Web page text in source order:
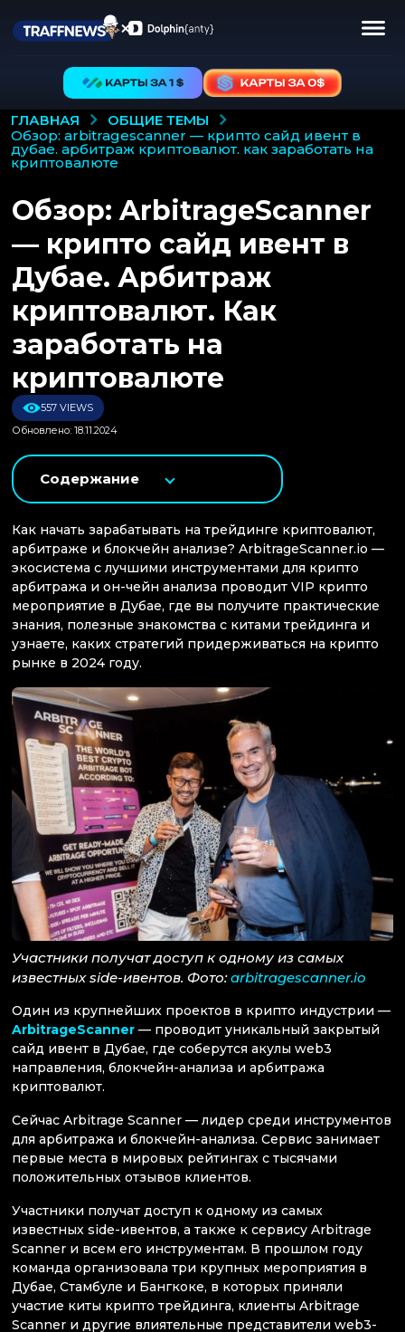
ГЛАВНАЯ
ОБЩИЕ ТЕМЫ
обзор: arbitragescanner — крипто сайд ивент в
дубае. арбитраж криптовалют. как заработать на
криптовалюте
Обзор: ArbitrageScanner
— крипто сайд ивент в
Дубае. Арбитраж
криптовалют. Как
заработать на
криптовалюте
557 VIEWS
Обновлено: 18.11.2024
Содержание
Как начать зарабатывать на трейдинге криптовалют,
арбитраже и блокчейн анализе? ArbitrageScanner.io —
экосистема с лучшими инструментами для крипто
арбитража и он-чейн анализа проводит VIP крипто
мероприятие в Дубае, где вы получите практические
знания, полезные знакомства с китами трейдинга и
узнаете, каких стратегий придерживаться на крипто
рынке в 2024 году.
Участники получат доступ к одному из самых
известных side-ивентов. Фото:arbitragescanner.io
Один из крупнейших проектов в крипто индустрии —
ArbitrageScanner — проводит уникальный закрытый
сайд ивент в Дубае, где соберутся акулы web3
направления, блокчейн-анализа и арбитража
криптовалют.
Сейчас Arbitrage Scanner — лидер среди инструментов
для арбитража и блокчейн-анализа. Сервис занимает
первые места в мировых рейтингах с тысячами
положительных отзывов клиентов.
Участники получат доступ к одному из самых
известных side-ивентов, а также к сервису Arbitrage
Scanner и всем его инструментам. В прошлом году
команда организовала три крупных мероприятия в
Дубае, Стамбуле и Бангкоке, в которых приняли
участие киты крипто трейдинга, клиенты Arbitrage
Scanner и другие влиятельные представители web3-